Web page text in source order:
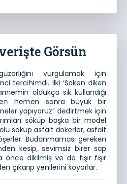
Görsün
vurgulamak için
tercihimdi. İlki ‘Söken diken
oldukça sık kullandığı
hemen sonra büyük bir
neler yapıyoruz” dedirtmek için
söküp başka bir model
söküp asfalt dökerler, asfalt
Budanmaması gereken
kesip, sevimsiz birer sap
dikilmiş ve de fışır fışır
çıkarıp yenilerini koyarlar.